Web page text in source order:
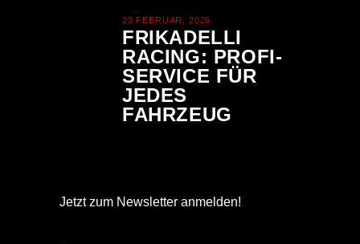
23 FEBRUAR, 2026
FRIKADELLI
RACING: PROFI-
SERVICE FÜR
JEDES
FAHRZEUG
Jetzt zum Newsletter anmelden!